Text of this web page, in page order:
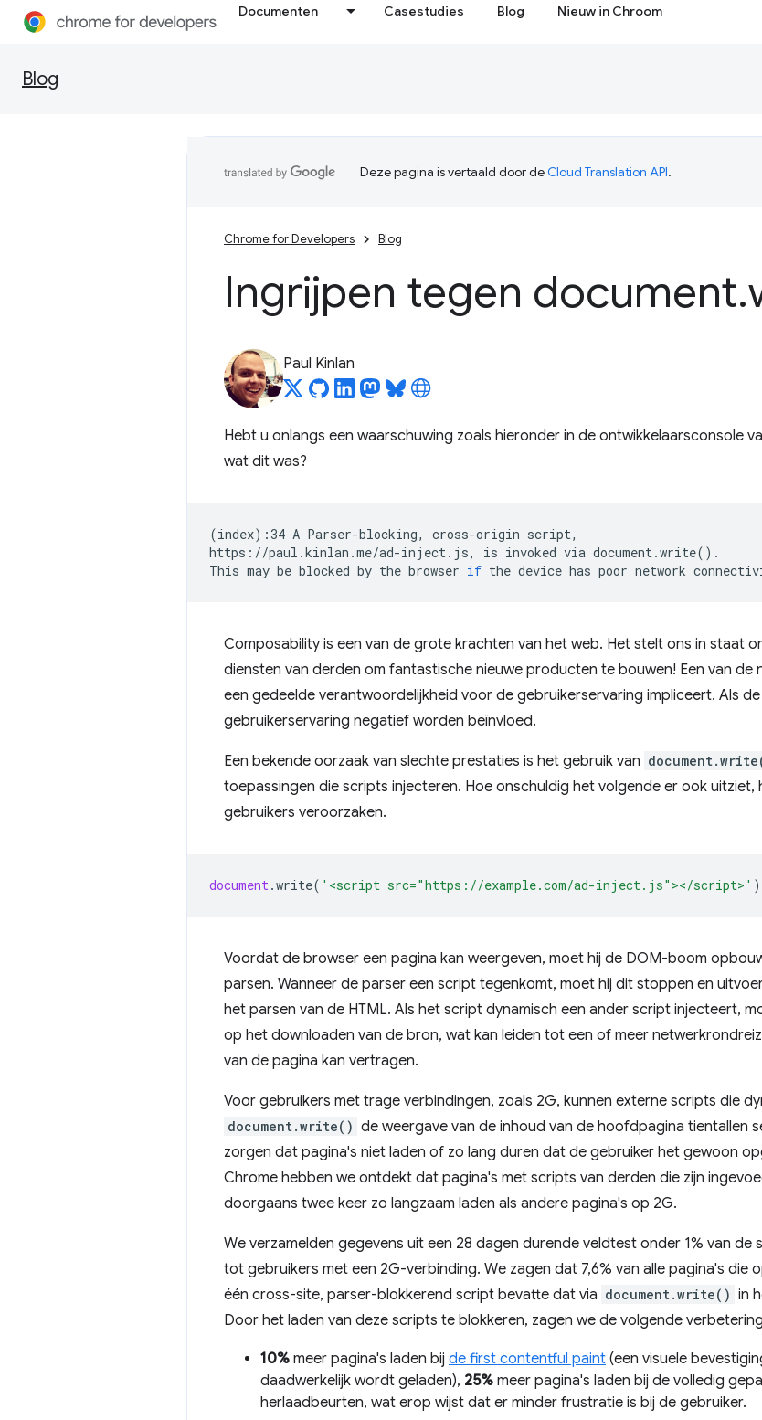
Documenten Casestudies Blog Nieuw in Chroom
Blog
Deze pagina is vertaald door deCloud Translation API.
Chrome for Developers Blog
Ingrijpen tegen document.
Paul Kinlan
Hebt u onlangs een waarschuwing zoals hieronder in de ontwikkelaarsconsole
wat dit was?
(index) :34 A Parser-blocking, cross-origin script,
https://paul.kinlan.me/ad-inject.js,
is invoked via document.write() .
This may be blocked by the browser if the device has poor network
Composability is een van de grote krachten van het web. Het stelt ons in staat
diensten van derden om fantastische nieuwe producten te bouwen! Een van de
een gedeelde verantwoordelijkheid voor de gebruikerservaring impliceert. Als
gebruikerservaring negatief worden beïnvloed.
Een bekende oorzaak van slechte prestaties is het gebruik van
toepassingen die scripts injecteren. Hoe onschuldig het volgende er ook
gebruikers veroorzaken.
document.write( '<script src="https://example.com/ad-inject.js"></script>'
Voordat de browser een pagina kan weergeven, moet hij de DOM-boom
parsen. Wanneer de parser een script tegenkomt, moet hij dit stoppen en
het parsen van de HTML. Als het script dynamisch een ander script injecteert,
op het downloaden van de bron, wat kan leiden tot een of meer
van de pagina kan vertragen.
Voor gebruikers met trage verbindingen, zoals 2G, kunnen externe scripts die
document.write() de weergave van de inhoud van de hoofdpagina tientallen
zorgen dat pagina's niet laden of zo lang duren dat de gebruiker het gewoon
Chrome hebben we ontdekt dat pagina's met scripts van derden die zijn
doorgaans twee keer zo langzaam laden als andere pagina's op 2G.
We verzamelden gegevens uit een 28 dagen durende veldtest onder 1% van
tot gebruikers met een 2G-verbinding. We zagen dat 7,6% van alle pagina's die
één cross-site, parser-blokkerend script bevatte dat via document.write() in
Door het laden van deze scripts te blokkeren, zagen we de volgende
10% meer pagina's laden bij de first contentful paint (een visuele
daadwerkelijk wordt geladen), 25% meer pagina's laden bij de volledig
herlaadbeurten, wat erop wijst dat er minder frustratie is bij de gebruiker.